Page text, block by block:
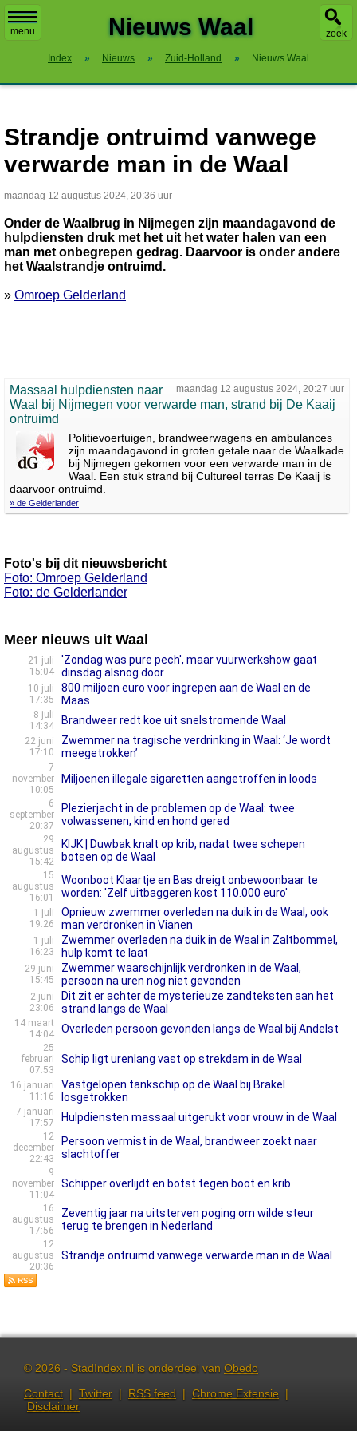
menu zoek
Nieuws Waal
Index » Nieuws » Zuid-Holland » Nieuws Waal
Strandje ontruimd vanwege
verwarde man in de Waal
maandag 12 augustus 2024, 20:36 uur
Onder de Waalbrug in Nijmegen zijn maandagavond de
hulpdiensten druk met het uit het water halen van een
man met onbegrepen gedrag. Daarvoor is onder andere
het Waalstrandje ontruimd.
» Omroep Gelderland
maandag 12 augustus 2024, 20:27 uur
Massaal hulpdiensten naar
Waal bij Nijmegen voor verwarde man, strand bij De Kaaij
ontruimd
Politievoertuigen, brandweerwagens en ambulances
zijn maandagavond in groten getale naar de Waalkade
bij Nijmegen gekomen voor een verwarde man in de
Waal. Een stuk strand bij Cultureel terras De Kaaij is
daarvoor ontruimd.
» de Gelderlander
Foto's bij dit nieuwsbericht
Foto: Omroep Gelderland
Foto: de Gelderlander
Meer nieuws uit Waal
21 juli
15:04
'Zondag was pure pech', maar vuurwerkshow gaat
dinsdag alsnog door
10 juli
17:35
800 miljoen euro voor ingrepen aan de Waal en de
Maas
8 juli
14:34
Brandweer redt koe uit snelstromende Waal
22 juni
17:10
Zwemmer na tragische verdrinking in Waal: ‘Je wordt
meegetrokken’
7
november
10:05
Miljoenen illegale sigaretten aangetroffen in loods
6
september
20:37
Plezierjacht in de problemen op de Waal: twee
volwassenen, kind en hond gered
29
augustus
15:42
KIJK | Duwbak knalt op krib, nadat twee schepen
botsen op de Waal
15
augustus
16:01
Woonboot Klaartje en Bas dreigt onbewoonbaar te
worden: 'Zelf uitbaggeren kost 110.000 euro'
1 juli
19:26
Opnieuw zwemmer overleden na duik in de Waal, ook
man verdronken in Vianen
1 juli
16:23
Zwemmer overleden na duik in de Waal in Zaltbommel,
hulp komt te laat
29 juni
15:45
Zwemmer waarschijnlijk verdronken in de Waal,
persoon na uren nog niet gevonden
2 juni
23:06
Dit zit er achter de mysterieuze zandteksten aan het
strand langs de Waal
14 maart
14:04
Overleden persoon gevonden langs de Waal bij Andelst
25
februari
07:53
Schip ligt urenlang vast op strekdam in de Waal
16 januari
11:16
Vastgelopen tankschip op de Waal bij Brakel
losgetrokken
7 januari
17:57
Hulpdiensten massaal uitgerukt voor vrouw in de Waal
12
december
22:43
Persoon vermist in de Waal, brandweer zoekt naar
slachtoffer
9
november
11:04
Schipper overlijdt en botst tegen boot en krib
16
augustus
17:56
Zeventig jaar na uitsterven poging om wilde steur
terug te brengen in Nederland
12
augustus
20:36
Strandje ontruimd vanwege verwarde man in de Waal
© 2026 - StadIndex.nl is onderdeel van Obedo
Contact | Twitter | RSS feed | Chrome Extensie |
Disclaimer